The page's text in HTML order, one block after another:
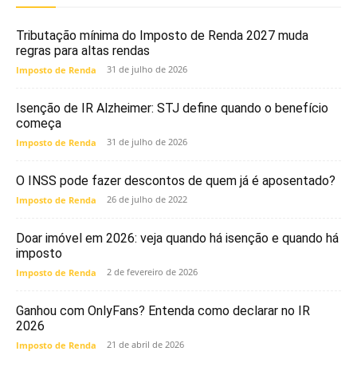
Tributação mínima do Imposto de Renda 2027 muda
regras para altas rendas
Imposto de Renda 31 de julho de 2026
Isenção de IR Alzheimer: STJ define quando o benefício
começa
Imposto de Renda 31 de julho de 2026
O INSS pode fazer descontos de quem já é aposentado?
Imposto de Renda 26 de julho de 2022
Doar imóvel em 2026: veja quando há isenção e quando há
imposto
Imposto de Renda 2 de fevereiro de 2026
Ganhou com OnlyFans? Entenda como declarar no IR
2026
Imposto de Renda 21 de abril de 2026